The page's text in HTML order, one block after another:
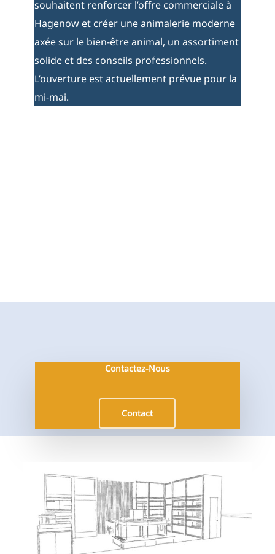
souhaitent renforcer l’offre commerciale à
Hagenow et créer une animalerie moderne
axée sur le bien-être animal, un assortiment
solide et des conseils professionnels.
L’ouverture est actuellement prévue pour la
mi-mai.
Contactez-Nous
Contact